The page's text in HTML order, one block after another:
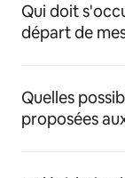
Qui doit
départ de
Quelles
proposées